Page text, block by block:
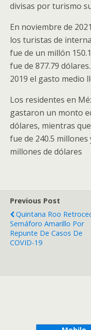
divisas por turismo
En noviembre de
los turistas de
fue de un millón
fue de 877.79
2019 el gasto medio
Los residentes en
gastaron un monto
dólares, mientras
fue de 240.5 millones
millones de dólares
Previous Post
Quintana Roo
Semáforo Amarillo Por
Repunte De Casos De
COVID-19